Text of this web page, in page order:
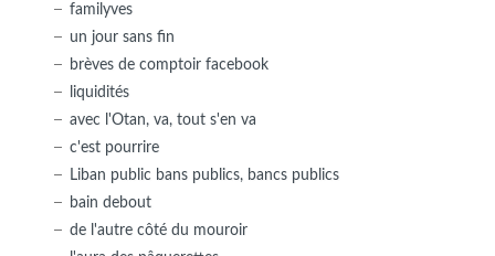
familyves
un jour sans fin
brèves de comptoir facebook
liquidités
avec l'Otan, va, tout s'en va
c'est pourrire
Liban public bans publics, bancs publics
bain debout
de l'autre côté du mouroir